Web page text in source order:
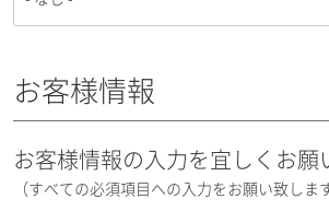
お客様情報
お客様情報の入力を宜しくお願
（すべての必須項目への入力をお願い致しま